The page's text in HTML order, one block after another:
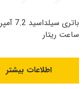
باتری سیلداسید 7.2 آمپر
ساعت ریتار
اطلاعات بیشتر